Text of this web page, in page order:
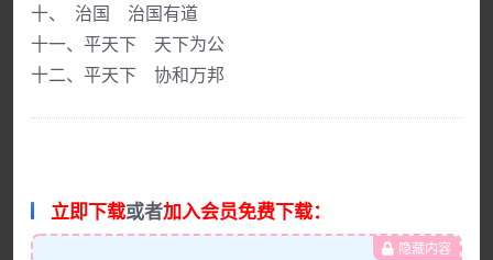
十、 治国 治国有道
十一、平天下 天下为公
十二、平天下 协和万邦
立即下载或者加入会员免费下载：
隐藏内容